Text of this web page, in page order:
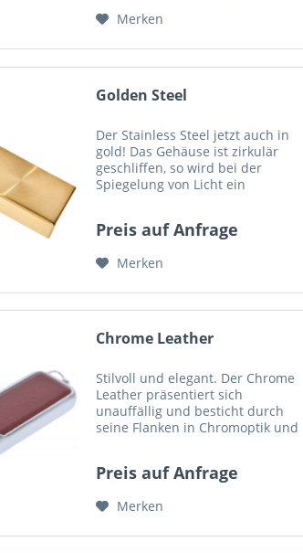
Merken
Golden Steel
Der Stainless Steel jetzt auch in
gold! Das Gehäuse ist zirkulär
geschliffen, so wird bei der
Spiegelung von Licht ein
bedruckt oder graviert werden.
Preis auf Anfrage
Merken
Chrome Leather
Stilvoll und elegant. Der Chrome
Leather präsentiert sich
unauffällig und besticht durch
seine Flanken in Chromoptik und
auf den Stick gedruckt oder
Preis auf Anfrage
Merken